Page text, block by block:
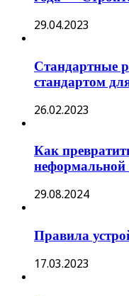
29.04.2023
Стандартные
стандартом
26.02.2023
Как
неформальной
29.08.2024
Правила
17.03.2023